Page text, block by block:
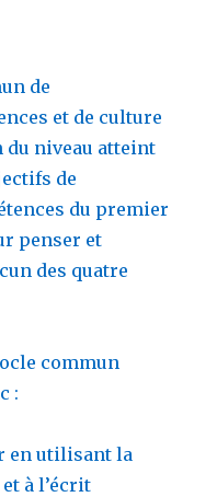
de
et de culture
du niveau atteint
de
du premier
penser et
des quatre
commun
:
en utilisant la
à l’écrit